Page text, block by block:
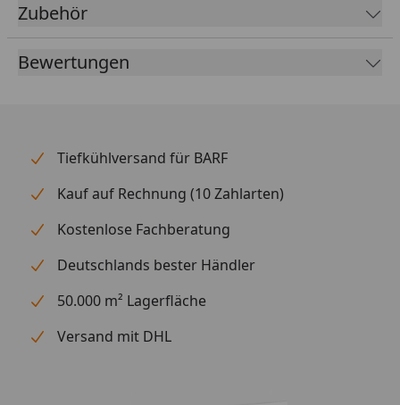
Zubehör
Bewertungen
Tiefkühlversand für BARF
Kauf auf Rechnung (10 Zahlarten)
Kostenlose Fachberatung
Deutschlands bester Händler
50.000 m² Lagerfläche
Versand mit DHL